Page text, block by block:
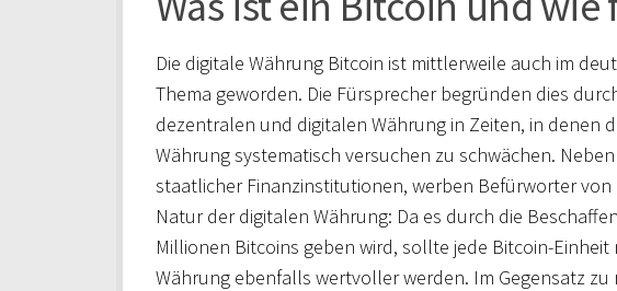
Die digitale Währung Bitcoin ist mittlerweile auch im
Thema geworden. Die Fürsprecher begründen dies
dezentralen und digitalen Währung in Zeiten, in denen
Währung systematisch versuchen zu schwächen.
staatlicher Finanzinstitutionen, werben Befürworter
Natur der digitalen Währung: Da es durch die
Millionen Bitcoins geben wird, sollte jede Bitcoin-
Währung ebenfalls wertvoller werden. Im Gegensatz